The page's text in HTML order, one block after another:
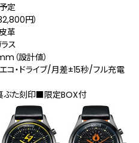
定
円）
革
ス
（設計値）
コ・ドライブ/月差±15秒/フル充電
た刻印■限定BOX付